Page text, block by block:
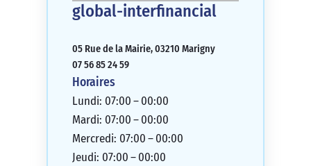
global-interfinancial
05 Rue de la Mairie, 03210 Marigny
07 56 85 24 59
Horaires
Lundi: 07:00 – 00:00
Mardi: 07:00 – 00:00
Mercredi: 07:00 – 00:00
Jeudi: 07:00 – 00:00